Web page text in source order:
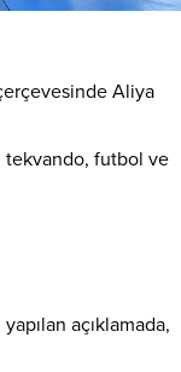
Aliya
tekvando, futbol ve
açıklamada,